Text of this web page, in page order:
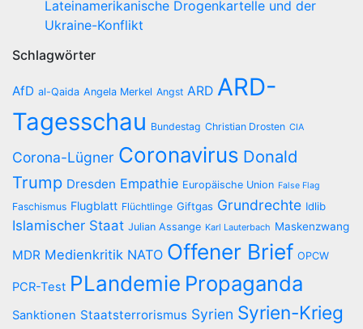
Lateinamerikanische Drogenkartelle und der
Ukraine-Konflikt
Schlagwörter
AfD al-Qaida Angela Merkel Angst ARD ARD-
Tagesschau Bundestag Christian Drosten CIA
Corona-Lügner Coronavirus Donald
Trump Dresden Empathie Europäische Union False Flag
Faschismus Flugblatt Flüchtlinge Giftgas Grundrechte Idlib
Islamischer Staat Julian Assange Karl Lauterbach Maskenzwang
MDR Medienkritik NATO Offener Brief OPCW
PCR-Test PLandemie Propaganda
Sanktionen Staatsterrorismus Syrien Syrien-Krieg